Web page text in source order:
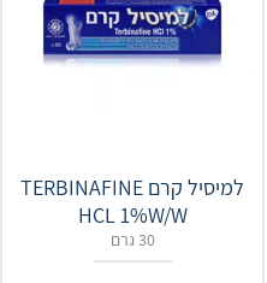
למיסיל קרם TERBINAFINE
HCL 1%W/W
30 גרם